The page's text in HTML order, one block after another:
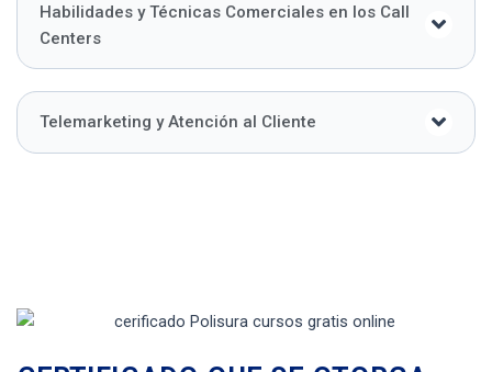
Habilidades y Técnicas Comerciales en los Call
Centers
Telemarketing y Atención al Cliente